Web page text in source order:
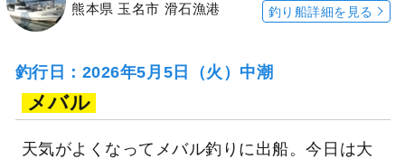
熊本県 玉名市 滑石漁港 釣り船詳細を見る
釣行日：2026年5月5日（火）中潮
メバル
天気がよくなってメバル釣りに出船。今日は大